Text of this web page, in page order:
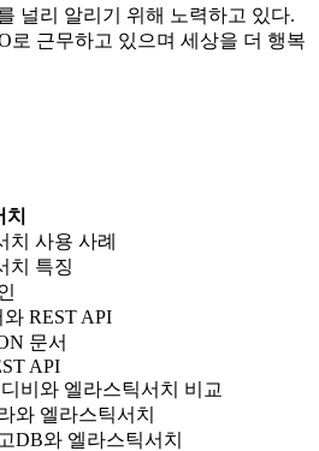
널리 알리기 위해 노력하고 있다.
로 근무하고 있으며 세상을 더 행복
치 사용 사례
치 특징
와 REST API
문서
API
비와 엘라스틱서치 비교
와 엘라스틱서치
DB와 엘라스틱서치